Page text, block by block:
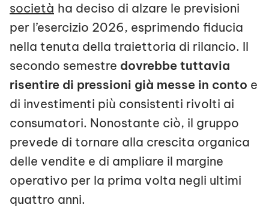
società ha deciso di alzare le previsioni
per l’esercizio 2026, esprimendo fiducia
nella tenuta della traiettoria di rilancio. Il
secondo semestre dovrebbe tuttavia
risentire di pressioni già messe in conto e
di investimenti più consistenti rivolti ai
consumatori. Nonostante ciò, il gruppo
prevede di tornare alla crescita organica
delle vendite e di ampliare il margine
operativo per la prima volta negli ultimi
quattro anni.